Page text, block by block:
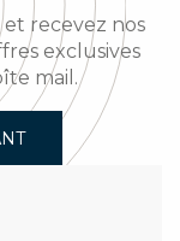
recevez nos
exclusives
mail.